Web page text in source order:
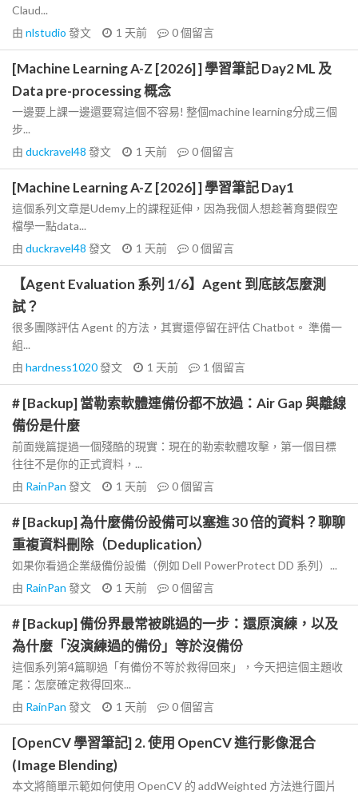
Claud...
由 nlstudio 發文 1 天前 0個留言
[Machine Learning A-Z [2026] ] 學習筆記 Day2 ML 及
Data pre-processing 概念
一邊要上課一邊還要寫這個不容易! 整個machine learning分成三個
步...
由 duckravel48 發文 1 天前 0個留言
[Machine Learning A-Z [2026] ] 學習筆記 Day1
這個系列文章是Udemy上的課程延伸，因為我個人想趁著育嬰假空
檔學一點data...
由 duckravel48 發文 1 天前 0個留言
【Agent Evaluation 系列 1/6】Agent 到底該怎麼測
試？
很多團隊評估 Agent 的方法，其實還停留在評估 Chatbot。 準備一
組...
由 hardness1020發文 1 天前 1 個留言
# [Backup] 當勒索軟體連備份都不放過：Air Gap 與離線
備份是什麼
前面幾篇提過一個殘酷的現實：現在的勒索軟體攻擊，第一個目標
往往不是你的正式資料，...
由 RainPan 發文 1 天前 0個留言
# [Backup] 為什麼備份設備可以塞進 30 倍的資料？聊聊
重複資料刪除（Deduplication）
如果你看過企業級備份設備（例如 Dell PowerProtect DD 系列）...
由 RainPan 發文 1 天前 0個留言
# [Backup] 備份界最常被跳過的一步：還原演練，以及
為什麼「沒演練過的備份」等於沒備份
這個系列第4篇聊過「有備份不等於救得回來」，今天把這個主題收
尾：怎麼確定救得回來...
由 RainPan 發文 1 天前 0個留言
[OpenCV 學習筆記] 2. 使用 OpenCV 進行影像混合
(Image Blending)
本文將簡單示範如何使用 OpenCV 的 addWeighted 方法進行圖片